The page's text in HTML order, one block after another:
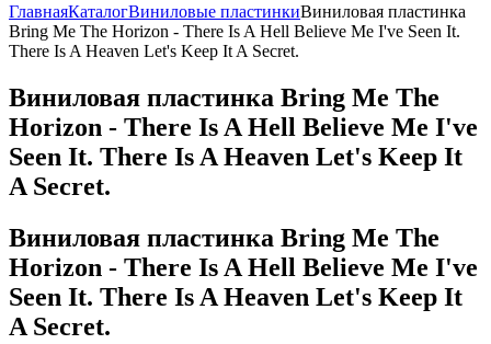
ГлавнаяКаталогВиниловые пластинкиВиниловая пластинка
Bring Me The Horizon - There Is A Hell Believe Me I've Seen It.
There Is A Heaven Let's Keep It A Secret.
Виниловая пластинка Bring Me The
Horizon - There Is A Hell Believe Me I've
Seen It. There Is A Heaven Let's Keep It
A Secret.
Виниловая пластинка Bring Me The
Horizon - There Is A Hell Believe Me I've
Seen It. There Is A Heaven Let's Keep It
A Secret.